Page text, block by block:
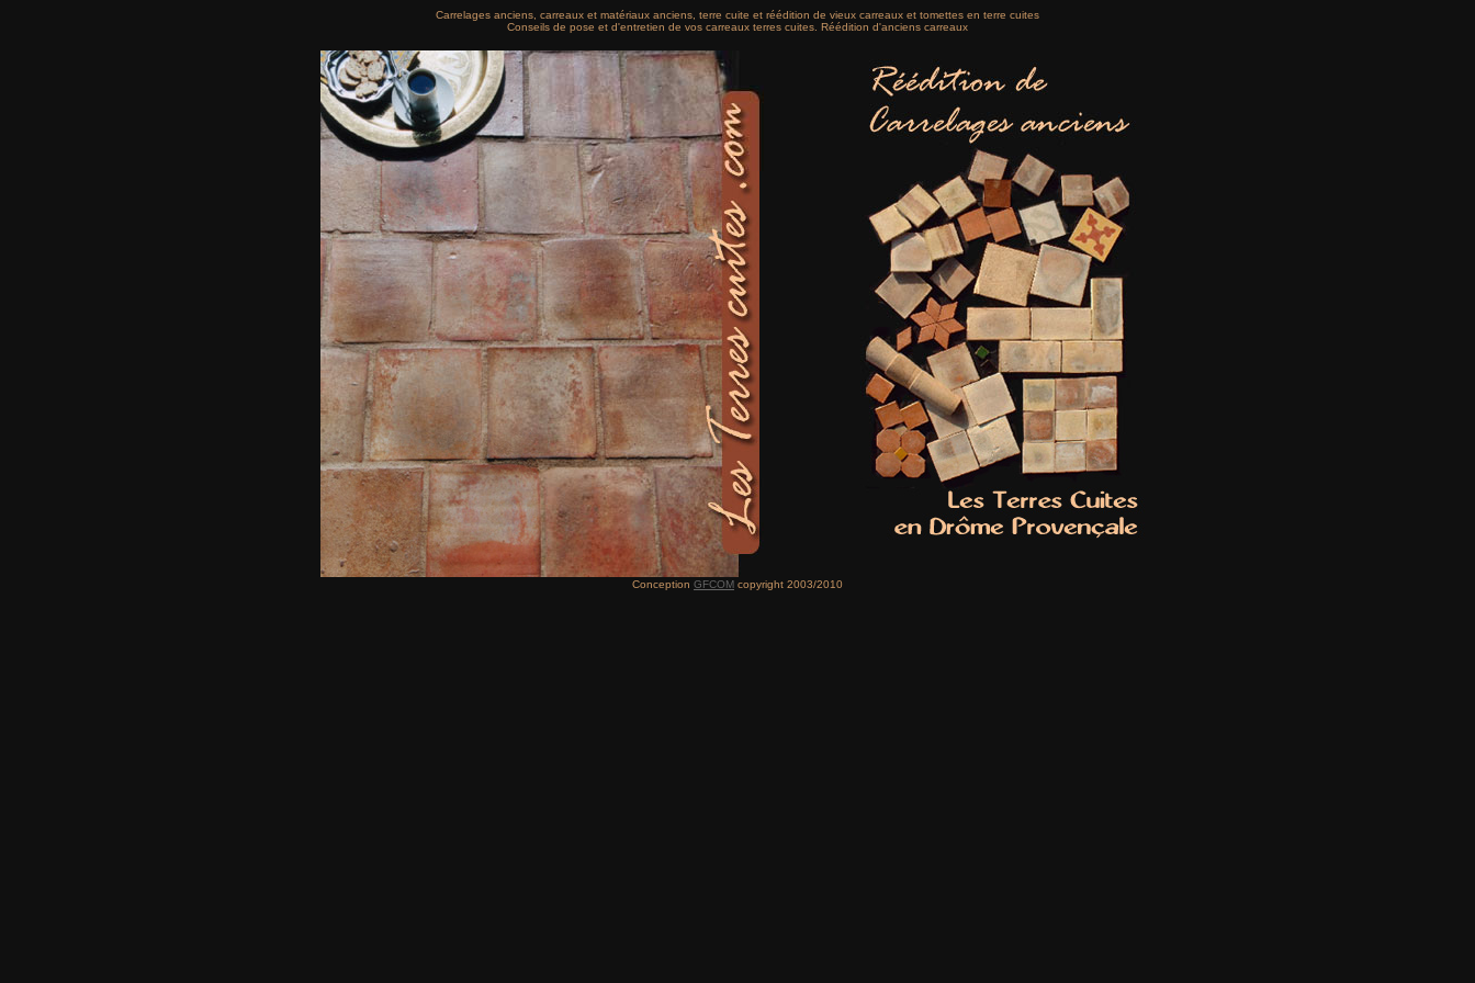
Carrelages anciens, carreaux et matériaux anciens, terre cuite et réédition de vieux carreaux et tomettes en terre cuites
Conseils de pose et d'entretien de vos carreaux terres cuites. Réédition d'anciens carreaux
Conception GFCOM copyright 2003/2010